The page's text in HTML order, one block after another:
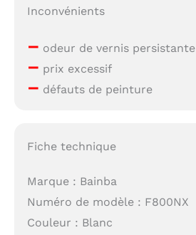
Inconvénients
– odeur de vernis persistante
– prix excessif
– défauts de peinture
Fiche technique
Marque : Bainba
Numéro de modèle : F800NX
Couleur : Blanc